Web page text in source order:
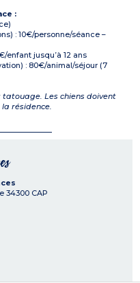
:
: 10€/personne/séance –
enfant jusqu’à 12 ans
: 80€/animal/séjour (7
Les chiens doivent
résidence.
34300 CAP